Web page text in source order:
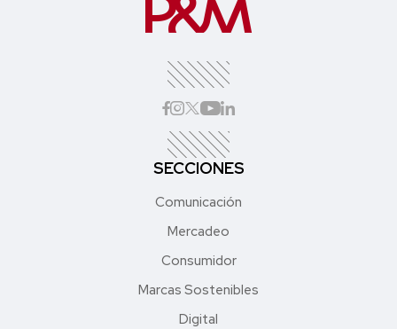
SECCIONES
Comunicación
Mercadeo
Consumidor
Marcas Sostenibles
Digital